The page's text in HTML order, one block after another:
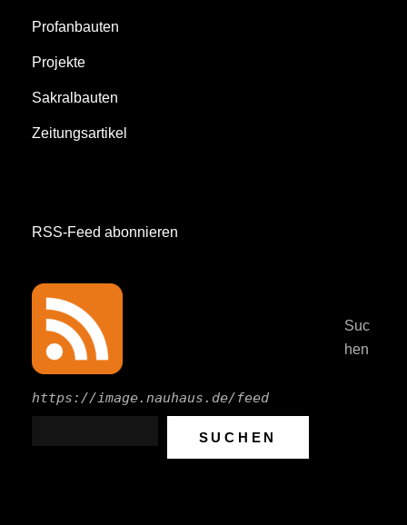
Profanbauten
Projekte
Sakralbauten
Zeitungsartikel
RSS-Feed abonnieren
https://image.nauhaus.de/feed
Suc
hen
SUCHEN